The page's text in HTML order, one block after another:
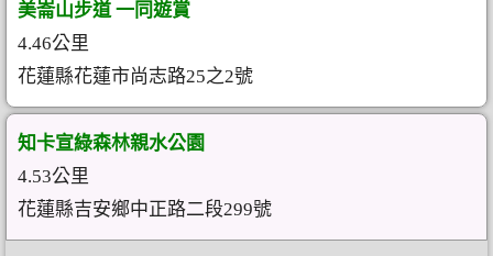
美崙山步道 一同遊賞
4.46公里
花蓮縣花蓮市尚志路25之2號
知卡宣綠森林親水公園
4.53公里
花蓮縣吉安鄉中正路二段299號